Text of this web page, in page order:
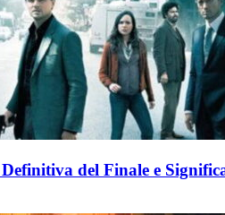
del Finale e